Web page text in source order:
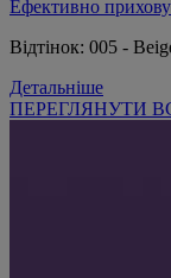
Ефективно
Відтінок: 005 -
Детальніше
ПЕРЕГЛЯНУТИ